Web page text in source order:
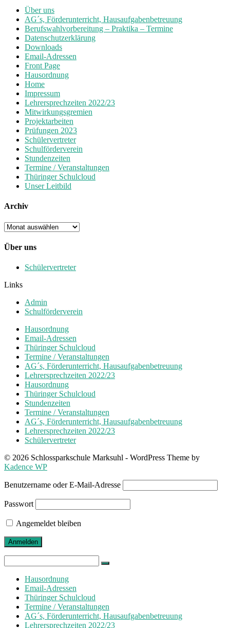
Über uns
AG´s, Förderunterricht, Hausaufgabenbetreuung
Berufswahlvorbereitung – Praktika – Termine
Datenschutzerklärung
Downloads
Email-Adressen
Front Page
Hausordnung
Home
Impressum
Lehrersprechzeiten 2022/23
Mitwirkungsgremien
Projektarbeiten
Prüfungen 2023
Schülervertreter
Schulförderverein
Stundenzeiten
Termine / Veranstaltungen
Thüringer Schulcloud
Unser Leitbild
Archiv
Archiv
Über uns
Schülervertreter
Links
Admin
Schulförderverein
Hausordnung
Email-Adressen
Thüringer Schulcloud
Termine / Veranstaltungen
AG´s, Förderunterricht, Hausaufgabenbetreuung
Lehrersprechzeiten 2022/23
Hausordnung
Thüringer Schulcloud
Stundenzeiten
Termine / Veranstaltungen
AG´s, Förderunterricht, Hausaufgabenbetreuung
Lehrersprechzeiten 2022/23
Schülervertreter
© 2026 Schlossparkschule Marksuhl - WordPress Theme by
Kadence WP
Benutzername oder E-Mail-Adresse
Passwort
Angemeldet bleiben
for:
Hausordnung
Email-Adressen
Thüringer Schulcloud
Termine / Veranstaltungen
AG´s, Förderunterricht, Hausaufgabenbetreuung
Lehrersprechzeiten 2022/23